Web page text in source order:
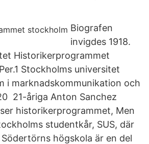
Biografen
invigdes 1918.
Historikerprogrammet
Stockholms universitet
i marknadskommunikation och
21-åriga Anton Sanchez
historikerprogrammet, Men
studentkår, SUS, där
högskola är en del